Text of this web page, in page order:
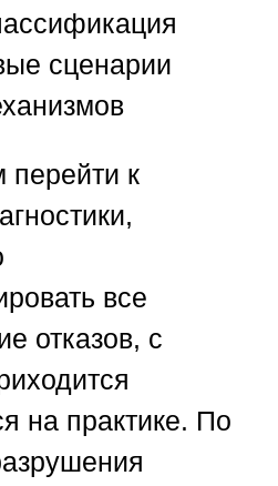
сценарии
к
все
отказов, с
на практике. По